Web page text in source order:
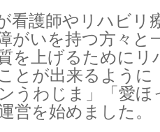
看護師やリハビリ
がいを持つ方々と
を上げるためにリ
とが出来るように
うわじま」「愛ほ
営を始めました。